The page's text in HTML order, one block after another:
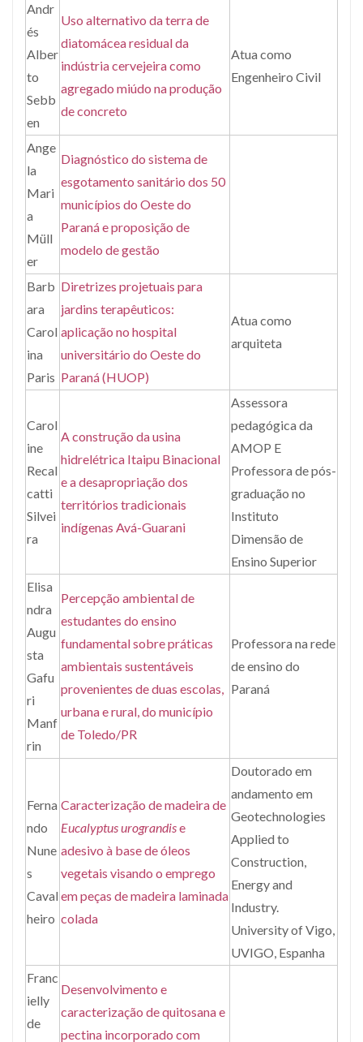
Andr
és
Alber
to
Sebb
en
Uso alternativo da terra de
diatomácea residual da
indústria cervejeira como
agregado miúdo na produção
de concreto
Atua como
Engenheiro Civil
Ange
la
Mari
a
Müll
er
Diagnóstico do sistema de
esgotamento sanitário dos 50
municípios do Oeste do
Paraná e proposição de
modelo de gestão
Barb
ara
Carol
ina
Paris
Diretrizes projetuais para
jardins terapêuticos:
aplicação no hospital
universitário do Oeste do
Paraná (HUOP)
Atua como
arquiteta
Carol
ine
Recal
catti
Silvei
ra
A construção da usina
hidrelétrica Itaipu Binacional
e a desapropriação dos
territórios tradicionais
indígenas Avá-Guarani
Assessora
pedagógica da
AMOP E
Professora de pós-
graduação no
Instituto
Dimensão de
Ensino Superior
Elisa
ndra
Augu
sta
Gafu
ri
Manf
rin
Percepção ambiental de
estudantes do ensino
fundamental sobre práticas
ambientais sustentáveis
provenientes de duas escolas,
urbana e rural, do município
de Toledo/PR
Professora na rede
de ensino do
Paraná
Ferna
ndo
Nune
s
Caval
heiro
Caracterização de madeira de
Eucalyptus urograndise
adesivo à base de óleos
vegetais visando o emprego
em peças de madeira laminada
colada
Doutorado em
andamento em
Geotechnologies
Applied to
Construction,
Energy and
Industry.
University of Vigo,
UVIGO, Espanha
Franc
ielly
de
Desenvolvimento e
caracterização de quitosana e
pectina incorporado com